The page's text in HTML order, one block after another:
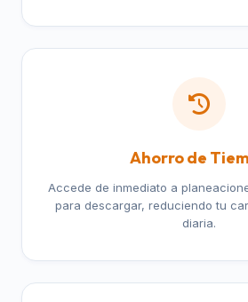
Ahorro de
Accede de inmediato a
para descargar, reduciendo tu
diaria.